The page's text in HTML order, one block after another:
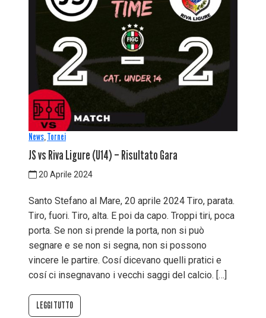
News,Tornei
JS vs Riva Ligure (U14) – Risultato Gara
20 Aprile 2024
Santo Stefano al Mare, 20 aprile 2024 Tiro, parata.
Tiro, fuori. Tiro, alta. E poi da capo. Troppi tiri, poca
porta. Se non si prende la porta, non si può
segnare e se non si segna, non si possono
vincere le partire. Cosí dicevano quelli pratici e
cosí ci insegnavano i vecchi saggi del calcio. […]
LEGGI TUTTO